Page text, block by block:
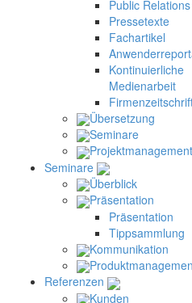
Public Relations
Pressetexte
Fachartikel
Kontinuierliche
Medienarbeit
Übersetzung
Seminare
Projektmanagement
Seminare
Überblick
Präsentation
Präsentation
Tippsammlung
Kommunikation
Referenzen
Kunden